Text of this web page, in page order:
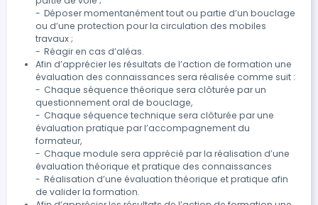
-	Déposer momentanément tout ou partie d’un bouclage
ou d’une protection pour la circulation des mobiles
travaux ;
Afin d’apprécier les résultats de l’action de formation une
évaluation des connaissances sera réalisée comme suit :
-	Chaque séquence théorique sera clôturée par un
questionnement oral de bouclage,
-	Chaque séquence technique sera clôturée par une
évaluation pratique par l’accompagnement du
formateur,
-	Chaque module sera apprécié par la réalisation d’une
évaluation théorique et pratique des connaissances
-	Réalisation d’une évaluation théorique et pratique afin
de valider la formation.